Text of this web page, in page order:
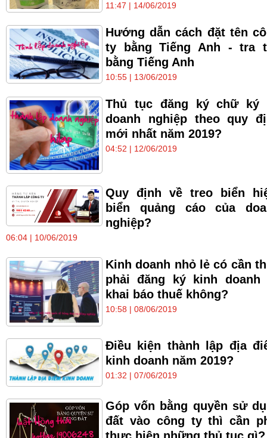
11:47 | 14/06/2019
Hướng dẫn cách đặt tên
ty bằng Tiếng Anh - tra
bằng Tiếng Anh
10:55 | 13/06/2019
Thủ tục đăng ký chữ ký
doanh nghiệp theo quy
mới nhất năm 2019?
04:52 | 12/06/2019
Quy định về treo biển
biển quảng cáo của
nghiệp?
06:04 | 10/06/2019
Kinh doanh nhỏ lẻ có cần
phải đăng ký kinh doanh
khai báo thuế không?
10:58 | 08/06/2019
Điều kiện thành lập địa
kinh doanh năm 2019?
01:32 | 07/06/2019
Góp vốn bằng quyền sử
đất vào công ty thì cần